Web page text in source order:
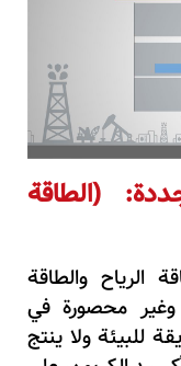
(الطاقة
الرياح والطاقة
وغير محصورة في
للبيئة ولا ينتج